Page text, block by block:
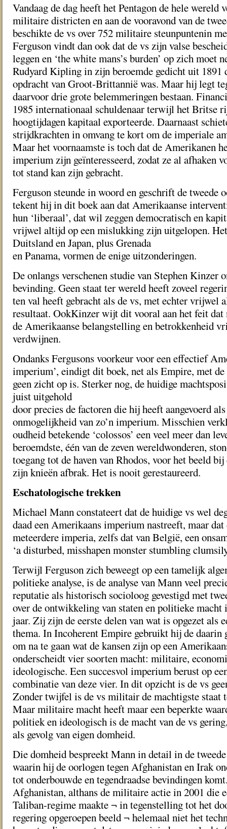
Vandaag de dag heeft het Pentagon de hele wereld
militaire districten en aan de vooravond van de
beschikte de vs over 752 militaire steunpunten in
Ferguson vindt dan ook dat de vs zijn valse
leggen en ‘the white mans’s burden’ op zich moet
Rudyard Kipling in zijn beroemde gedicht uit 1891
opdracht van Groot-Brittannië was. Maar hij legt
daarvoor drie grote belemmeringen bestaan.
1985 internationaal schuldenaar terwijl het Britse
hoogtijdagen kapitaal exporteerde. Daarnaast
strijdkrachten in omvang te kort om de imperiale
Maar het voornaamste is toch dat de Amerikanen
imperium zijn geïnteresseerd, zodat ze al afhaken
tot stand kan zijn gebracht.
Ferguson steunde in woord en geschrift de tweede
tekent hij in dit boek aan dat Amerikaanse
hun ‘liberaal’, dat wil zeggen democratisch en
vrijwel altijd op een mislukking zijn uitgelopen.
Duitsland en Japan, plus Grenada
en Panama, vormen de enige uitzonderingen.
De onlangs verschenen studie van Stephen Kinzer
bevinding. Geen staat ter wereld heeft zoveel
ten val heeft gebracht als de vs, met echter vrijwel
resultaat. OokKinzer wijt dit vooral aan het feit dat
de Amerikaanse belangstelling en betrokkenheid
verdwijnen.
Ondanks Fergusons voorkeur voor een effectief
imperium’, eindigt dit boek, net als Empire, met
geen zicht op is. Sterker nog, de huidige
juist uitgehold
door precies de factoren die hij heeft aangevoerd
onmogelijkheid van zo’n imperium. Misschien
oudheid betekende ‘colossos’ een veel meer dan
beroemdste, één van de zeven wereldwonderen,
toegang tot de haven van Rhodos, voor het beeld
zijn knieën afbrak. Het is nooit gerestaureerd.
Eschatologische trekken
Michael Mann constateert dat de huidige vs wel
daad een Amerikaans imperium nastreeft, maar
meteerdere imperia, zelfs dat van België, een
‘a disturbed, misshapen monster stumbling
Terwijl Ferguson zich beweegt op een tamelijk
politieke analyse, is de analyse van Mann veel
reputatie als historisch socioloog gevestigd met
over de ontwikkeling van staten en politieke macht
jaar. Zij zijn de eerste delen van wat is opgezet als
thema. In Incoherent Empire gebruikt hij de daarin
om na te gaan wat de kansen zijn op een
onderscheidt vier soorten macht: militaire,
ideologische. Een succesvol imperium berust op
combinatie van deze vier. In dit opzicht is de vs
Zonder twijfel is de vs militair de machtigste staat
Maar militaire macht heeft maar een beperkte
politiek en ideologisch is de macht van de vs
als gevolg van eigen domheid.
Die domheid bespreekt Mann in detail in de
waarin hij de oorlogen tegen Afghanistan en Irak
tot onderbouwde en tegendraadse bevindingen
Afghanistan, althans de militaire actie in 2001 die
Taliban-regime maakte ¬ in tegenstelling tot het
regering opgeroepen beeld ¬ helemaal niet het